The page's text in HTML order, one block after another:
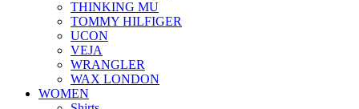
THINKING MU
TOMMY HILFIGER
UCON
VEJA
WRANGLER
WAX LONDON
WOMEN